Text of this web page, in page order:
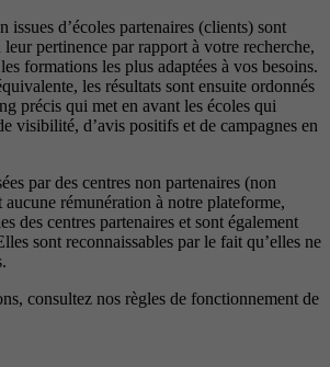
issues d’écoles partenaires (clients) sont
leur pertinence par rapport à votre recherche,
formations les plus adaptées à vos besoins.
les résultats sont ensuite ordonnés
précis qui met en avant les écoles qui
visibilité, d’avis positifs et de campagnes en
par des centres non partenaires (non
rémunération à notre plateforme,
des centres partenaires et sont également
sont reconnaissables par le fait qu’elles ne
consultez nos règles de fonctionnement de